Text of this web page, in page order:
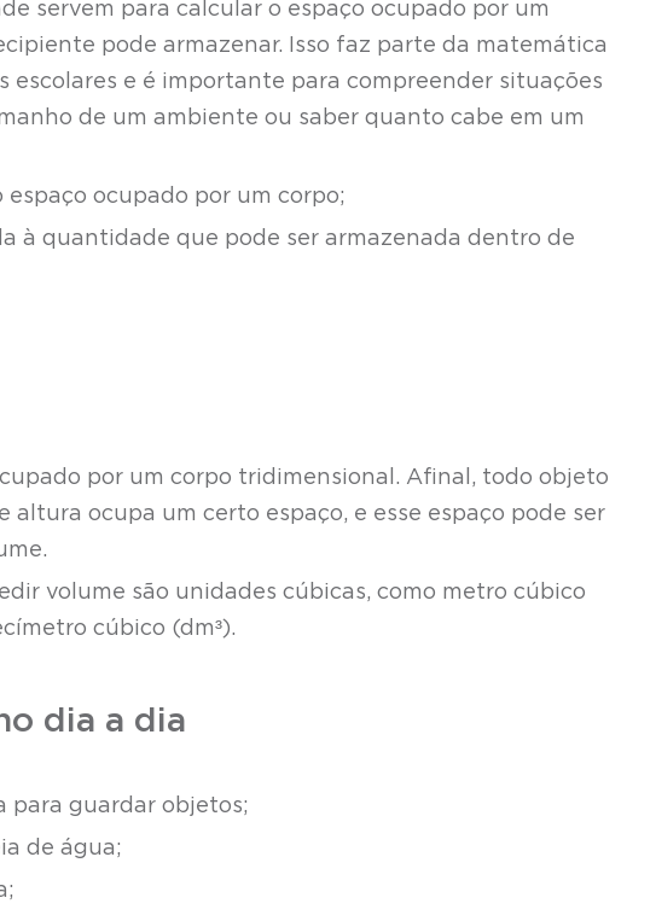
servem para calcular o espaço ocupado por um
pode armazenar. Isso faz parte da matemática
escolares e é importante para compreender situações
de um ambiente ou saber quanto cabe em um
ocupado por um corpo;
à quantidade que pode ser armazenada dentro de
por um corpo tridimensional. Afinal, todo objeto
altura ocupa um certo espaço, e esse espaço pode ser
volume são unidades cúbicas, como metro cúbico
cúbico (dm³).
dia a dia
para guardar objetos;
de água;